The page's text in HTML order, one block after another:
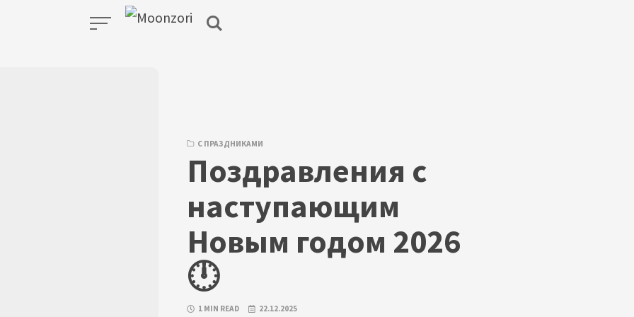
С ПРАЗДНИКАМИ
Поздравления с
наступающим
Новым годом 2026
🕛
1 MIN READ 22.12.2025